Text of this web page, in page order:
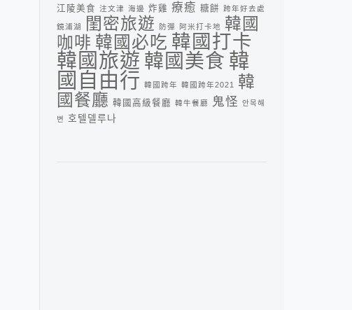
江陵美食 注文津 海邊 炸雞 療癒 糖餅 跨年好去處
鏡浦湖 閨密旅遊 防彈 阿米打卡地
韓國
咖啡 韓國必吃 韓國打卡
韓國旅遊 韓國美食 韓
國自由行 韓國跨年 韓國跨年2021
韓
國餐廳 韓國高級餐廳 韓牛餐廳 鬼怪 안목해
변
호텔델루나